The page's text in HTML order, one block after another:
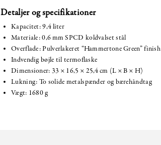
Detaljer og specifikationer
Kapacitet: 9,4 liter
Materiale: 0,6 mm SPCD koldvalset stål
Overflade: Pulverlakeret “Hammertone Green” finish
Indvendig bøjle til termoflaske
Dimensioner: 33 × 16,5 × 25,4 cm (L × B × H)
Lukning: To solide metalspænder og bærehåndtag
Vægt: 1680 g